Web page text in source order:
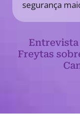
segurança
Entrevista
Freytas